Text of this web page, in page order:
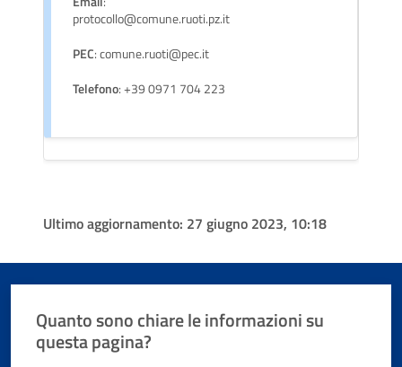
protocollo@comune.ruoti.pz.it
PEC: comune.ruoti@pec.it
Telefono: +39 0971 704 223
Ultimo aggiornamento: 27 giugno 2023, 10:18
Quanto sono chiare le informazioni su
questa pagina?